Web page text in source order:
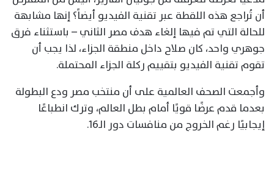
أن تُراجع هذه اللقطة عبر تقنية الفيديو أيضاً؟ إنها مشابهة
للحالة التي تم فيها إلغاء هدف مصر الثاني – باستثناء فرق
جوهري واحد، كان صلاح داخل منطقة الجزاء، لذا يجب أن
تقوم تقنية الفيديو بتقييم ركلة الجزاء المحتملة.
وأجمعت الصحف العالمية على أن منتخب مصر ودع البطولة
بعدما قدم عرضًا قويًا أمام بطل العالم، وترك انطباعًا
إيجابيًا رغم الخروج من منافسات دور الـ16.